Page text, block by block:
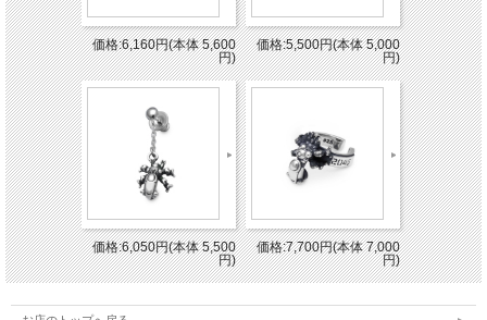
価格:6,160円(本体 5,600
円)
価格:5,500円(本体 5,000
円)
価格:6,050円(本体 5,500
円)
価格:7,700円(本体 7,000
円)